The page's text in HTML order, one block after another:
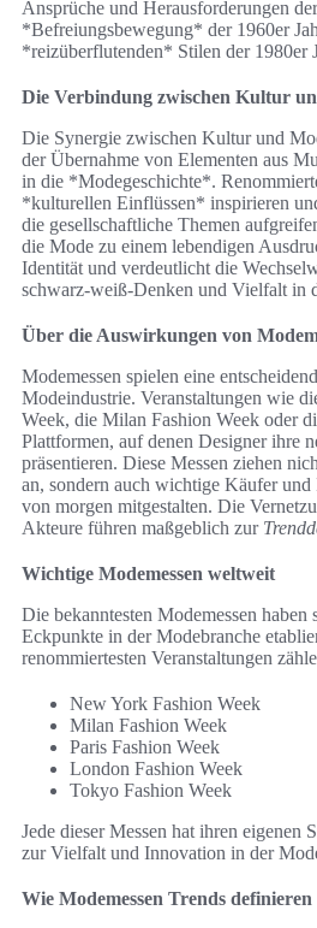
Ansprüche und Herausforderungen
*Befreiungsbewegung* der 1960er
*reizüberflutenden* Stilen der 1980er
Die Verbindung zwischen Kultur
Die Synergie zwischen Kultur und
der Übernahme von Elementen aus
in die *Modegeschichte*.
*kulturellen Einflüssen* inspirieren
die gesellschaftliche Themen
die Mode zu einem lebendigen
Identität und verdeutlicht die
schwarz-weiß-Denken und Vielfalt in
Über die Auswirkungen von
Modemessen spielen eine
Modeindustrie. Veranstaltungen wie
Week, die Milan Fashion Week oder
Plattformen, auf denen Designer ihre
präsentieren. Diese Messen ziehen
an, sondern auch wichtige Käufer
von morgen mitgestalten. Die
Akteure führen maßgeblich zur
Wichtige Modemessen weltweit
Die bekanntesten Modemessen haben
Eckpunkte in der Modebranche
renommiertesten Veranstaltungen
New York Fashion Week
Milan Fashion Week
Paris Fashion Week
London Fashion Week
Tokyo Fashion Week
Jede dieser Messen hat ihren eigenen
zur Vielfalt und Innovation in der
Wie Modemessen Trends definieren